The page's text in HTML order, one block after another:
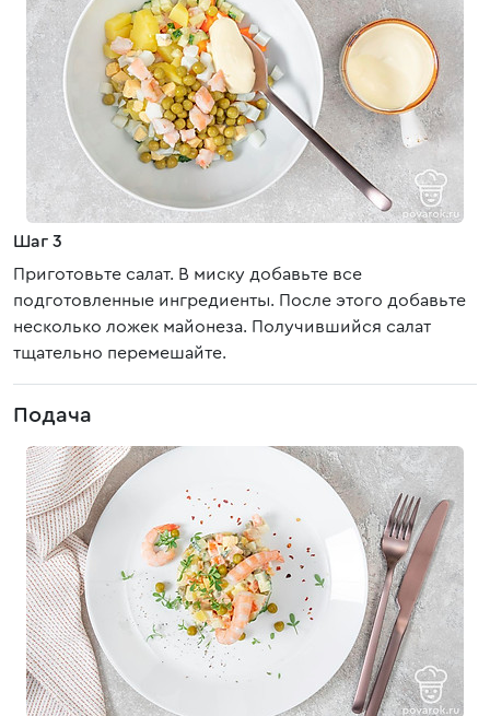
Шаг 3
Приготовьте салат. В миску добавьте все
подготовленные ингредиенты. После этого добавьте
несколько ложек майонеза. Получившийся салат
тщательно перемешайте.
Подача